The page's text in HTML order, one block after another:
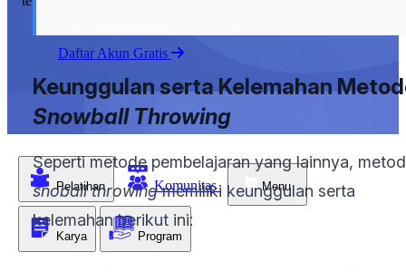
Keunggulan serta Kelemahan
Snowball Throwing
Seperti metode pembelajaran yang lainnya,
snoball throwingmemiliki keunggulan serta
kelemahan berikut ini:
Daftar Akun Gratis
Pelatihan Komunitas Menu
Karya Program